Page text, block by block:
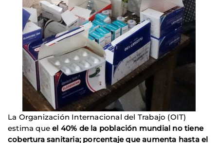
La Organización Internacional del Trabajo (OIT)
estima queel 40% de la población mundial no tiene
cobertura sanitaria; porcentaje que aumenta hasta el